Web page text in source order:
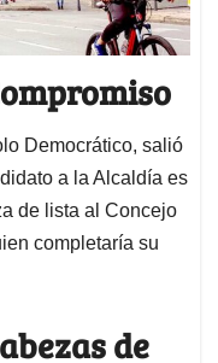
Democrático, salió
a la Alcaldía es
de lista al Concejo
completaría su
de